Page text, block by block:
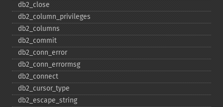
db2_​close
db2_​column_​privileges
db2_​columns
db2_​commit
db2_​conn_​error
db2_​conn_​errormsg
db2_​connect
db2_​cursor_​type
db2_​escape_​string